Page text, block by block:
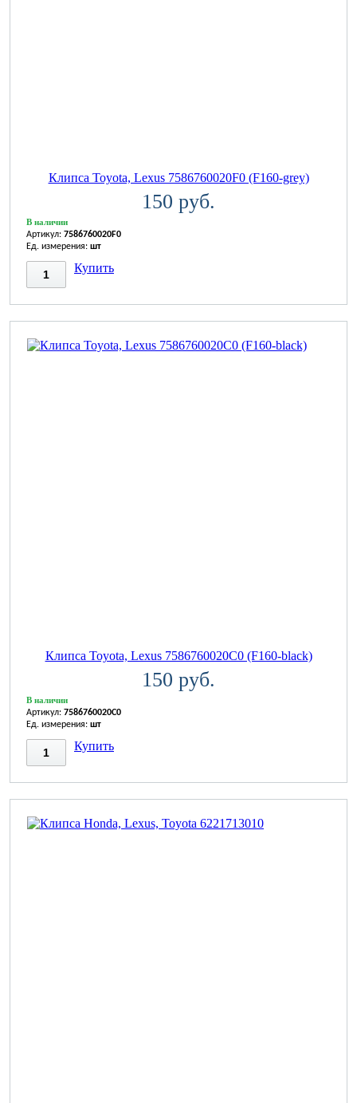
Клипса Toyota, Lexus 7586760020F0 (F160-grey)
150 руб.
В наличии
Артикул: 7586760020F0
Ед. измерения: шт
Купить
Клипса Toyota, Lexus 7586760020C0 (F160-black)
150 руб.
В наличии
Артикул: 7586760020C0
Ед. измерения: шт
Купить